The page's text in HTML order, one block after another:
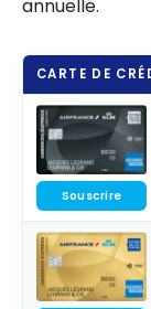
annuelle.
CARTE DE
Souscrire